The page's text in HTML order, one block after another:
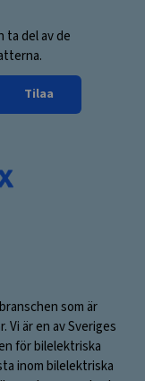
ta del av de
Tilaa
som är
Vi är en av Sveriges
för bilelektriska
inom bilelektriska